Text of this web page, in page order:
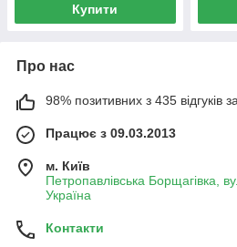
Купити
Про нас
98% позитивних з 435 відгуків
Працює з 09.03.2013
м. Київ
Петропавлівська Борщагівка,
Україна
Контакти